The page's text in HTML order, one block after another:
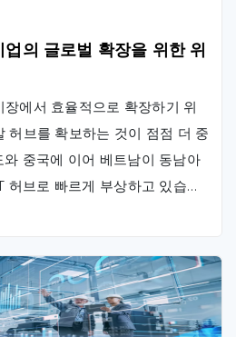
의 글로벌 확장을 위한 위
에서 효율적으로 확장하기 위
허브를 확보하는 것이 점점 더 중
중국에 이어 베트남이 동남아
브로 빠르게 부상하고 있습니
경쟁력, 그리고 지정학적 안정
CMC 글로벌과 같은 현지 IT 파
러한 …